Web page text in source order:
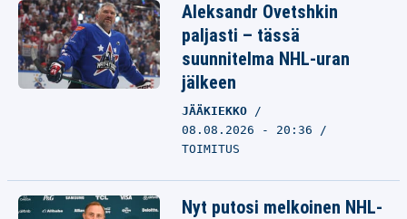
Aleksandr Ovetshkin
paljasti – tässä
suunnitelma NHL-uran
jälkeen
JÄÄKIEKKO
08.08.2026 - 20:36
TOIMITUS
Nyt putosi melkoinen NHL-